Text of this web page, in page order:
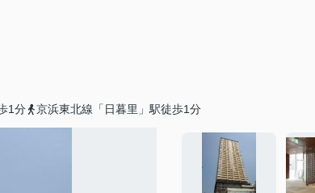
1分 京浜東北線「日暮里」駅徒歩1分